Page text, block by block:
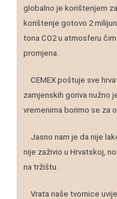
globalno je korištenjem
korištenje gotovo 2
tona CO2 u atmosferu
promjena.
CEMEX poštuje sve
zamjenskih goriva nužno
vremenima borimo se za
Jasno nam je da nije
nije zaživio u Hrvatskoj,
na tržištu.
Vrata naše tvornice